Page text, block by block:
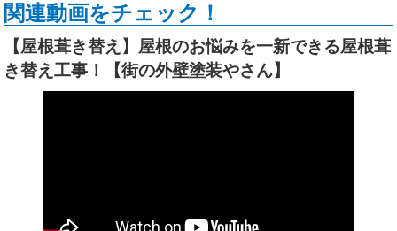
関連動画をチェック！
【屋根葺き替え】屋根のお悩みを一新できる屋根葺
き替え工事！【街の外壁塗装やさん】